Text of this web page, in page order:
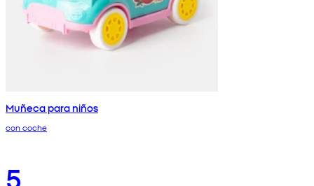
Muñeca para niños
con coche
5